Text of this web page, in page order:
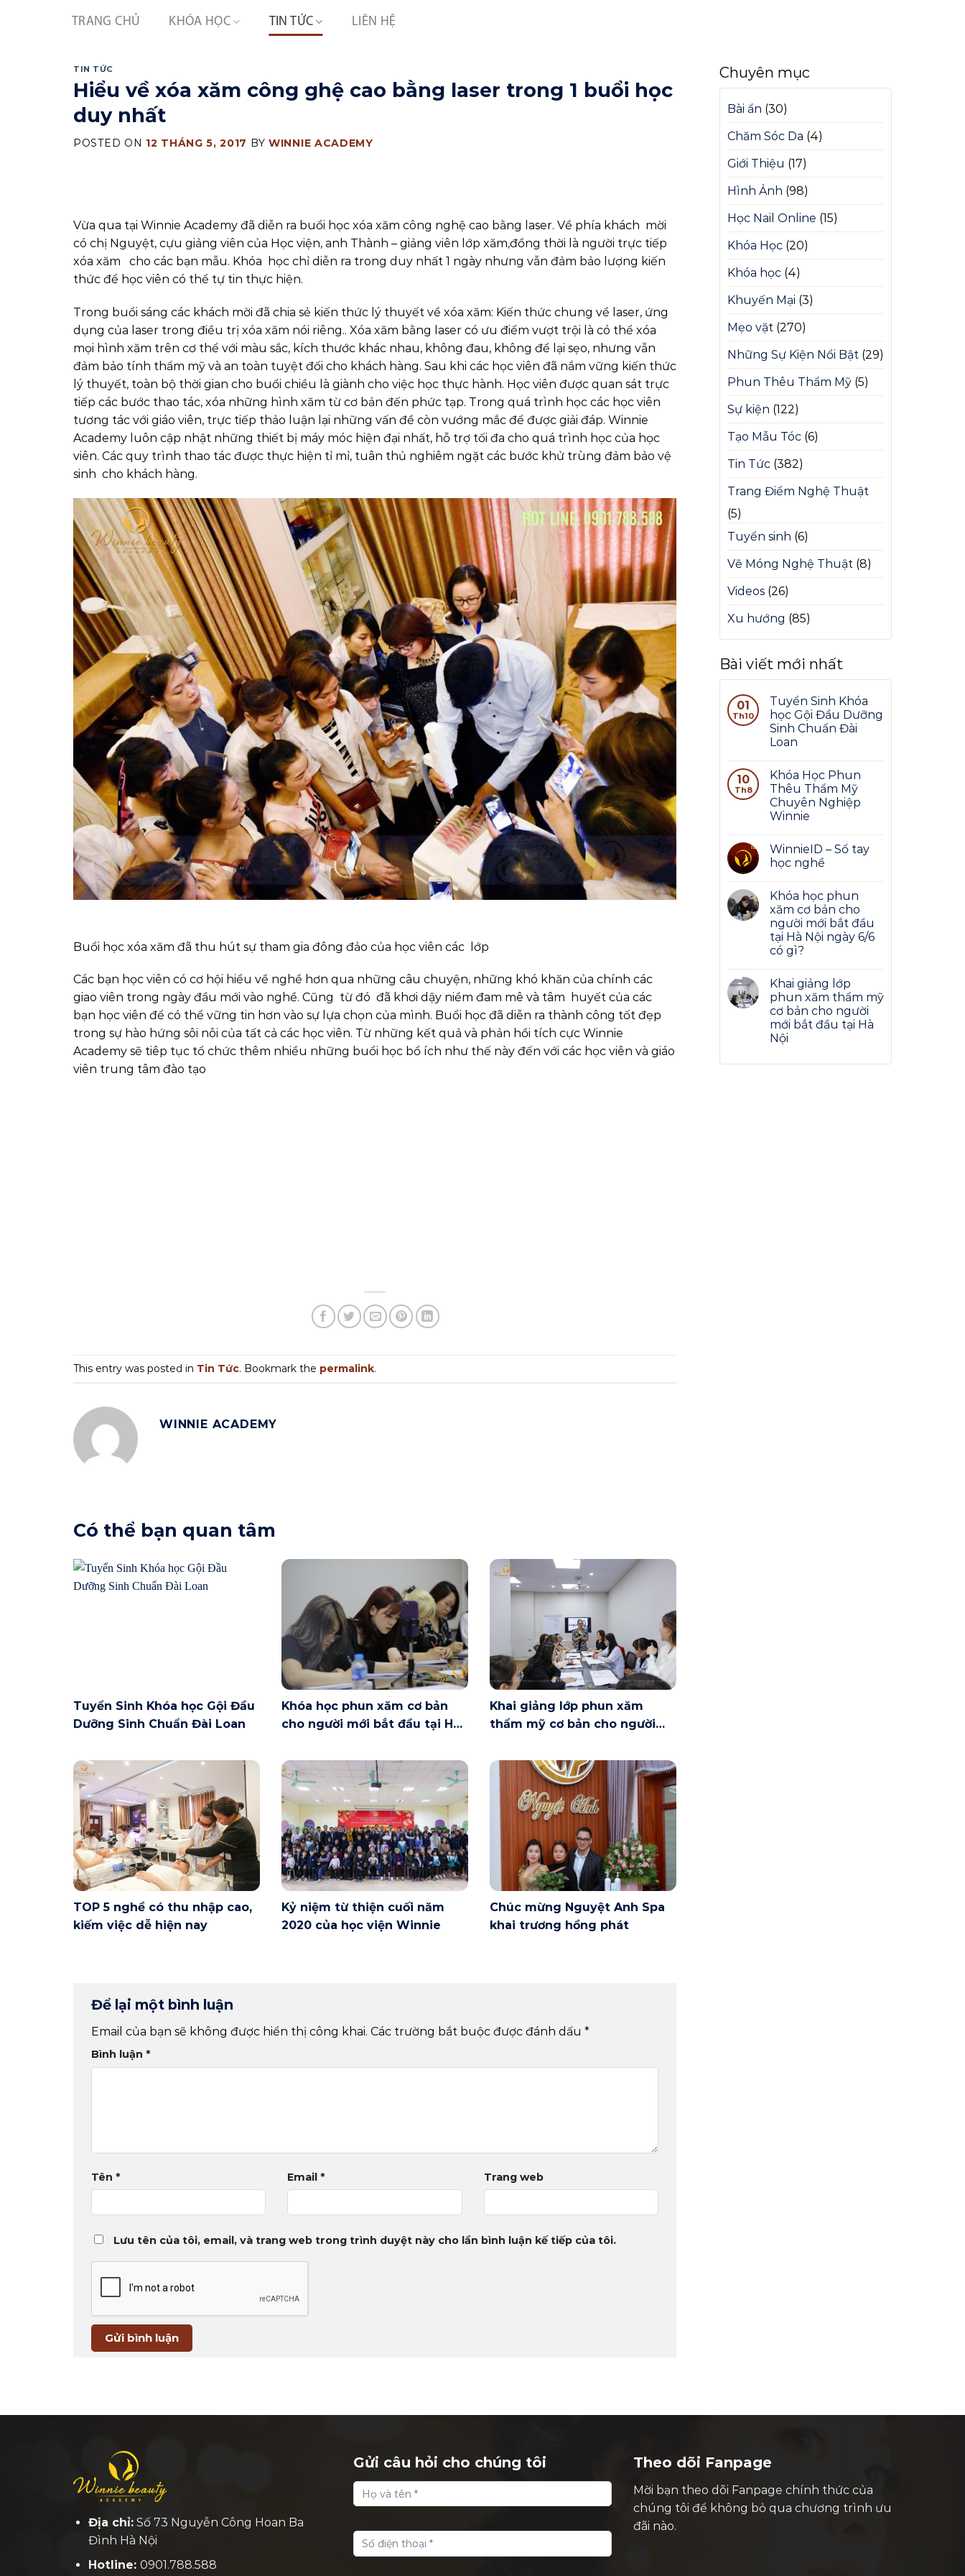
TRANG CHỦ KHÓA HỌC TIN TỨC LIÊN HỆ
TIN TỨC
Hiểu về xóa xăm công ghệ cao bằng laser trong 1 buổi học
duy nhất
POSTED ON 12 THÁNG 5, 2017 BYWINNIE ACADEMY
Vừa qua tại Winnie Academy đã diễn ra buổi học xóa xăm công nghệ cao bằng laser. Về phía khách mời
có chị Nguyệt, cựu giảng viên của Học viện, anh Thành – giảng viên lớp xăm,đồng thời là người trực tiếp
xóa xăm cho các bạn mẫu. Khóa học chỉ diễn ra trong duy nhất 1 ngày nhưng vẫn đảm bảo lượng kiến
thức để học viên có thể tự tin thực hiện.
Trong buổi sáng các khách mời đã chia sẻ kiến thức lý thuyết về xóa xăm: Kiến thức chung về laser, ứng
dụng của laser trong điều trị xóa xăm nói riêng.. Xóa xăm bằng laser có ưu điểm vượt trội là có thể xóa
mọi hình xăm trên cơ thể với màu sắc, kích thước khác nhau, không đau, không để lại sẹo, nhưng vẫn
đảm bảo tính thẩm mỹ và an toàn tuyệt đối cho khách hàng. Sau khi các học viên đã nắm vững kiến thức
lý thuyết, toàn bộ thời gian cho buổi chiều là giành cho việc học thực hành. Học viên được quan sát trực
tiếp các bước thao tác, xóa những hình xăm từ cơ bản đến phức tạp. Trong quá trình học các học viên
tương tác với giáo viên, trực tiếp thảo luận lại những vấn đề còn vướng mắc để được giải đáp. Winnie
Academy luôn cập nhật những thiết bị máy móc hiện đại nhất, hỗ trợ tối đa cho quá trình học của học
viên. Các quy trình thao tác được thực hiện tỉ mỉ, tuân thủ nghiêm ngặt các bước khử trùng đảm bảo vệ
sinh cho khách hàng.
Buổi học xóa xăm đã thu hút sự tham gia đông đảo của học viên các lớp
Các bạn học viên có cơ hội hiểu về nghề hơn qua những câu chuyện, những khó khăn của chính các
giao viên trong ngày đầu mới vào nghề. Cũng từ đó đã khơi dậy niềm đam mê và tâm huyết của các
bạn học viên để có thể vững tin hơn vào sự lựa chọn của mình. Buổi học đã diễn ra thành công tốt đẹp
trong sự hào hứng sôi nôi của tất cả các học viên. Từ những kết quả và phản hồi tích cực Winnie
Academy sẽ tiêp tục tổ chức thêm nhiều những buổi học bổ ích như thế này đến với các học viên và giáo
viên trung tâm đào tạo
This entry was posted in Tin Tức. Bookmark the permalink.
WINNIE ACADEMY
Có thể bạn quan tâm
Tuyển Sinh Khóa học Gội Đầu
Dưỡng Sinh Chuẩn Đài Loan
Khóa học phun xăm cơ bản
cho người mới bắt đầu tại Hà
Khai giảng lớp phun xăm
thẩm mỹ cơ bản cho người
TOP 5 nghề có thu nhập cao,
kiếm việc dễ hiện nay
Kỷ niệm từ thiện cuối năm
2020 của học viện Winnie
Chúc mừng Nguyệt Anh Spa
khai trương hồng phát
Để lại một bình luận
Email của bạn sẽ không được hiển thị công khai. Các trường bắt buộc được đánh dấu *
Bình luận *
Tên * Email* Trang web
Lưu tên của tôi, email, và trang web trong trình duyệt này cho lần bình luận kế tiếp của tôi.
Chuyên mục
Bài ẩn (30)
Chăm Sóc Da (4)
Giới Thiệu (17)
Hình Ảnh (98)
Học Nail Online (15)
Khóa Học (20)
Khóa học (4)
Khuyến Mại (3)
Mẹo vặt (270)
Những Sự Kiện Nổi Bật (29)
Phun Thêu Thẩm Mỹ (5)
Sự kiện (122)
Tạo Mẫu Tóc (6)
Tin Tức (382)
Trang Điểm Nghệ Thuật
(5)
Tuyển sinh (6)
Vẽ Móng Nghệ Thuật (8)
Videos (26)
Xu hướng (85)
Bài viết mới nhất
01
Th10
Tuyển Sinh Khóa
học Gội Đầu Dưỡng
Sinh Chuẩn Đài
Loan
10
Th8
Khóa Học Phun
Thêu Thẩm Mỹ
Chuyên Nghiệp
Winnie
WinnieID – Sổ tay
học nghề
Khóa học phun
xăm cơ bản cho
người mới bắt đầu
tại Hà Nội ngày 6/6
có gì?
Khai giảng lớp
phun xăm thẩm mỹ
cơ bản cho người
mới bắt đầu tại Hà
Nội
Địa chỉ:Số 73 Nguyễn Công Hoan Ba
Đình Hà Nội
Hotline: 0901.788.588
Gửi câu hỏi cho chúng tôi Theo dõi Fanpage
Mời bạn theo dõi Fanpage chính thức của
chúng tôi để không bỏ qua chương trình ưu
đãi nào.